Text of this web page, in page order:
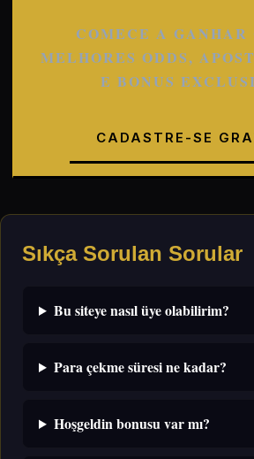
COMECE A GANHAR
MELHORES ODDS,
E BONUS
CADASTRE-SE
Sıkça Sorulan Sorular
Bu siteye nasıl üye olabilirim?
Para çekme süresi ne kadar?
Hoşgeldin bonusu var mı?